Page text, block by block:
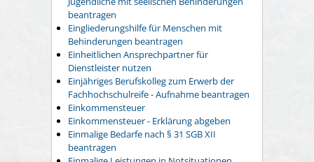
beantragen
Eingliederungshilfe für Menschen mit
Behinderungen beantragen
Einheitlichen Ansprechpartner für
Dienstleister nutzen
Einjähriges Berufskolleg zum Erwerb der
Fachhochschulreife - Aufnahme beantragen
Einkommensteuer
Einkommensteuer - Erklärung abgeben
Einmalige Bedarfe nach § 31 SGB XII
beantragen